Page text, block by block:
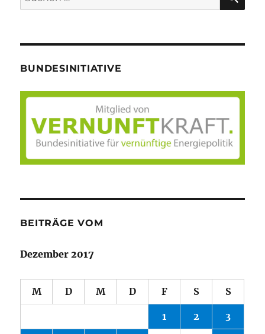
nach:
BUNDESINITIATIVE
BEITRÄGE VOM
Dezember 2017
M D M D F S S
1 2 3